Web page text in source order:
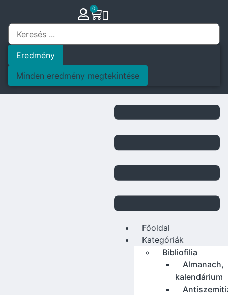
0
Eredmény
Minden eredmény megtekintése
Főoldal
Kategóriák
Bibliofilia
Almanach,
kalendárium